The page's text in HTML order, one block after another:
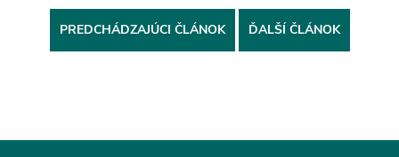
PREDCHÁDZAJÚCI ČLÁNOK ĎALŠÍ ČLÁNOK